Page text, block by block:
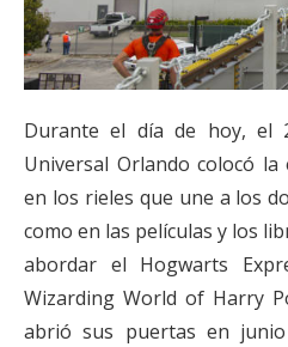
Durante el día de hoy, el
Universal Orlando colocó
en los rieles que une a los
como en las películas y los
abordar el Hogwarts
Wizarding World of Harry
abrió sus puertas en